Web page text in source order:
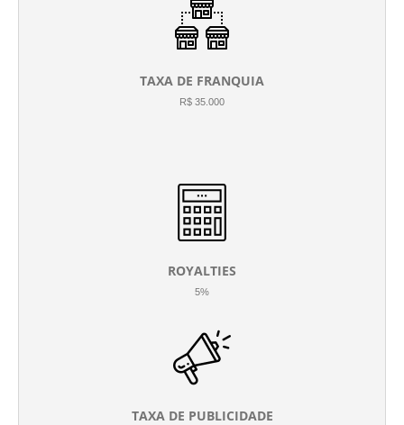
TAXA DE FRANQUIA
R$ 35.000
ROYALTIES
5%
TAXA DE PUBLICIDADE